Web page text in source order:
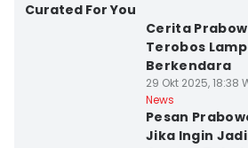
Curated For You
Cerita
Terobos
Berkendara
29 Okt 2025, 18:38
News
Pesan
Jika Ingin